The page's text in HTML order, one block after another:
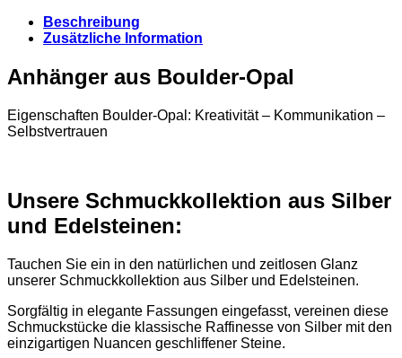
Beschreibung
Zusätzliche Information
Anhänger aus Boulder-Opal
Eigenschaften Boulder-Opal: Kreativität – Kommunikation –
Selbstvertrauen
Unsere Schmuckkollektion aus Silber
und Edelsteinen:
Tauchen Sie ein in den natürlichen und zeitlosen Glanz
unserer Schmuckkollektion aus Silber und Edelsteinen.
Sorgfältig in elegante Fassungen eingefasst, vereinen diese
Schmuckstücke die klassische Raffinesse von Silber mit den
einzigartigen Nuancen geschliffener Steine.